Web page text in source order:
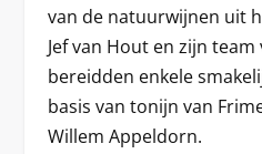
van de natuurwijnen uit
Jef van Hout en zijn team
bereidden enkele
basis van tonijn van
Willem Appeldorn.